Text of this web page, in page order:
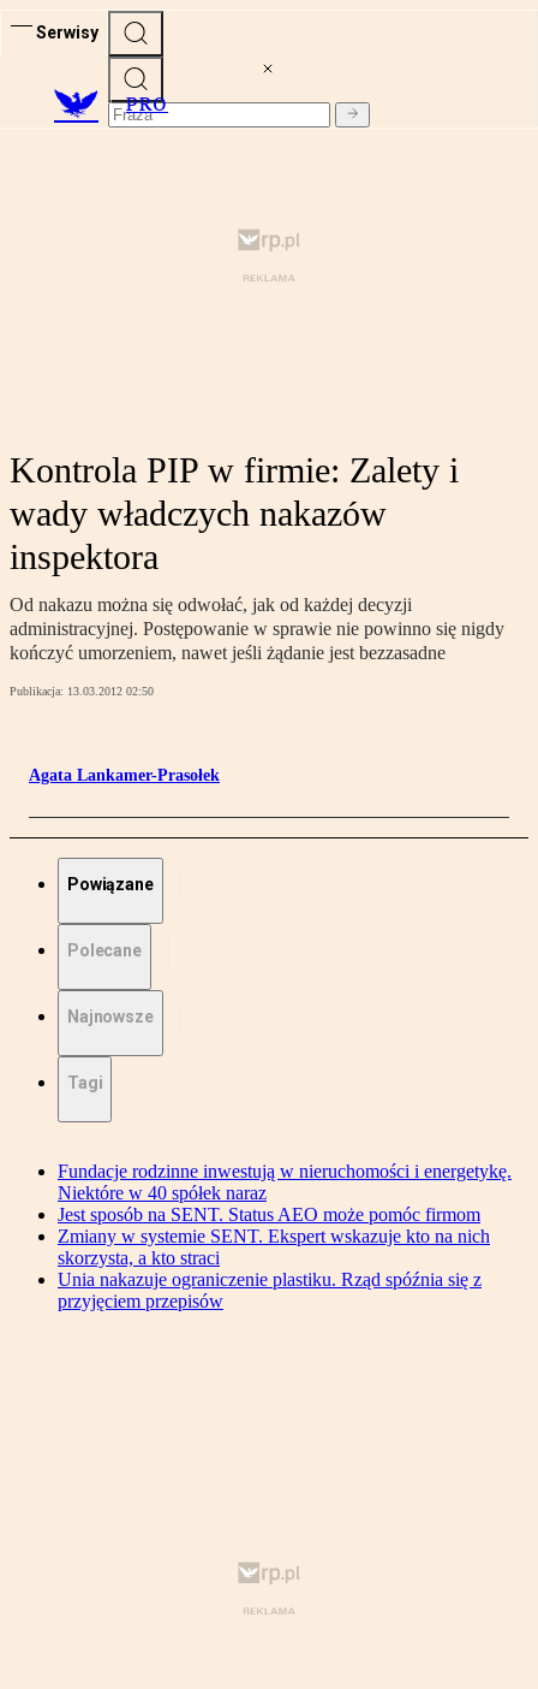
Serwisy
PRO
Kontrola PIP w firmie: Zalety i
wady władczych nakazów
inspektora
Od nakazu można się odwołać, jak od każdej decyzji
administracyjnej. Postępowanie w sprawie nie powinno się nigdy
kończyć umorzeniem, nawet jeśli żądanie jest bezzasadne
Publikacja: 13.03.2012 02:50
Agata Lankamer-Prasołek
Powiązane
Polecane
Najnowsze
Tagi
Fundacje rodzinne inwestują w nieruchomości i energetykę.
Niektóre w 40 spółek naraz
Jest sposób na SENT. Status AEO może pomóc firmom
Zmiany w systemie SENT. Ekspert wskazuje kto na nich
skorzysta, a kto straci
Unia nakazuje ograniczenie plastiku. Rząd spóźnia się z
przyjęciem przepisów